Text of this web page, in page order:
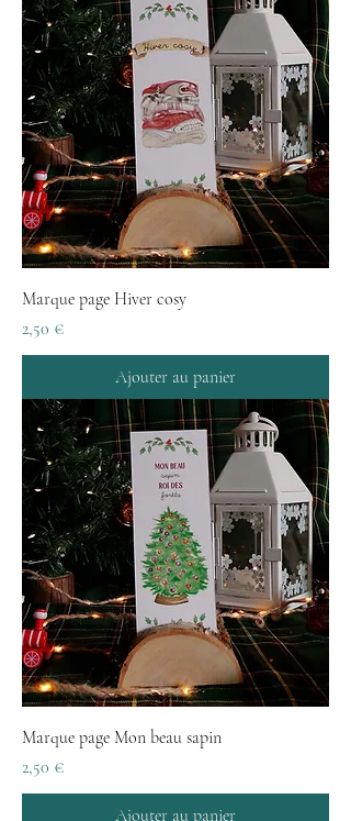
Marque page Hiver cosy
Prix
2,50 €
Ajouter au panier
Marque page Mon beau sapin
Prix
2,50 €
Ajouter au panier